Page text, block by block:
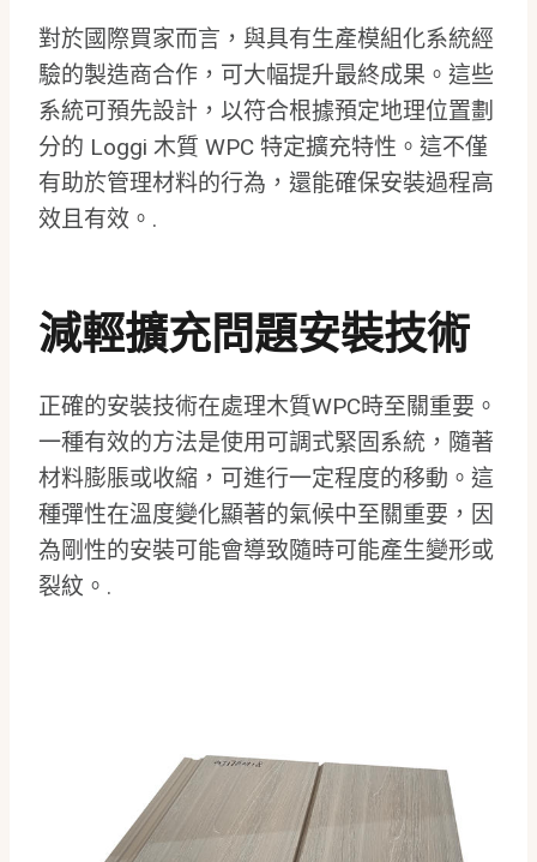
對於國際買家而言，與具有生產模組化系統經
驗的製造商合作，可大幅提升最終成果。這些
系統可預先設計，以符合根據預定地理位置劃
分的 Loggi 木質 WPC 特定擴充特性。這不僅
有助於管理材料的行為，還能確保安裝過程高
效且有效。.
減輕擴充問題安裝技術
正確的安裝技術在處理木質WPC時至關重要。
一種有效的方法是使用可調式緊固系統，隨著
材料膨脹或收縮，可進行一定程度的移動。這
種彈性在溫度變化顯著的氣候中至關重要，因
為剛性的安裝可能會導致隨時可能產生變形或
裂紋。.